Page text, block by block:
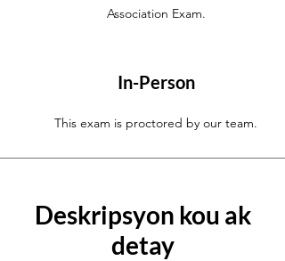
Association Exam.
In-Person
This exam is proctored by our team.
Deskripsyon kou ak
detay